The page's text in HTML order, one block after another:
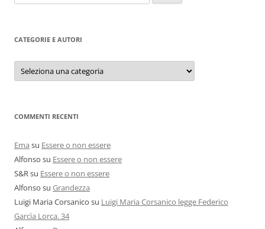
per:
CATEGORIE E AUTORI
Categorie
autori
COMMENTI RECENTI
Ema su Essere o non essere
Alfonso su Essere o non essere
S&Rsu Essere o non essere
Alfonso su Grandezza
Luigi Maria Corsanico su Luigi Maria Corsanico legge Federico
Garcìa Lorca. 34